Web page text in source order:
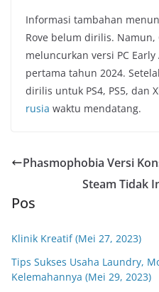
Informasi tambahan
Rove belum dirilis.
meluncurkan versi PC
pertama tahun 2024.
dirilis untuk PS4, PS5, dan
rusia waktu mendatang.
Phasmophobia Versi
Steam Tidak
Pos
Klinik Kreatif (Mei 27, 2023)
Tips Sukses Usaha Laundry,
Kelemahannya (Mei 29, 2023)